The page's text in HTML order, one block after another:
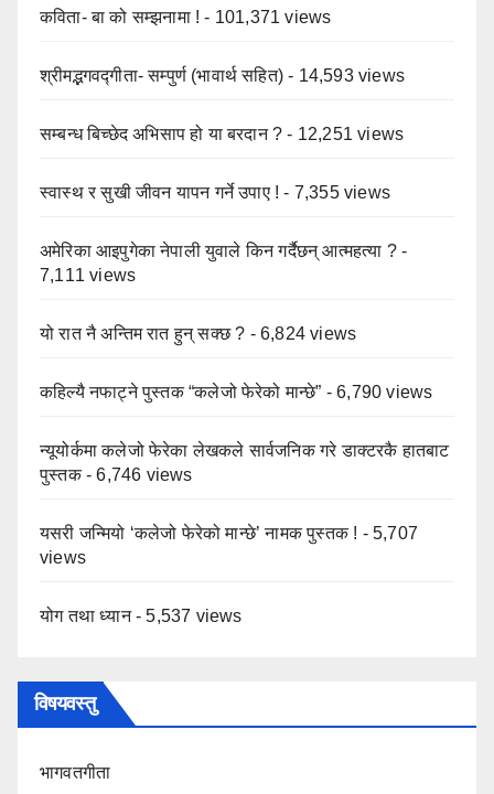
कविता- बा को सम्झनामा ! - 101,371 views
श्रीमद्भगवद्गीता- सम्पुर्ण (भावार्थ सहित) - 14,593 views
सम्बन्ध बिच्छेद अभिसाप हो या बरदान ? - 12,251 views
स्वास्थ र सुखी जीवन यापन गर्ने उपाए ! - 7,355 views
अमेरिका आइपुगेका नेपाली युवाले किन गर्दैछन् आत्महत्या ? -
7,111 views
यो रात नै अन्तिम रात हुन् सक्छ ? - 6,824 views
कहिल्यै नफाट्ने पुस्तक “कलेजो फेरेको मान्छे” - 6,790 views
न्यूयोर्कमा कलेजो फेरेका लेखकले सार्वजनिक गरे डाक्टरकै हातबाट
पुस्तक- 6,746 views
यसरी जन्मियो ‘कलेजो फेरेको मान्छे’ नामक पुस्तक ! - 5,707
views
योग तथा ध्यान- 5,537 views
विषयवस्तु
भागवतगीता